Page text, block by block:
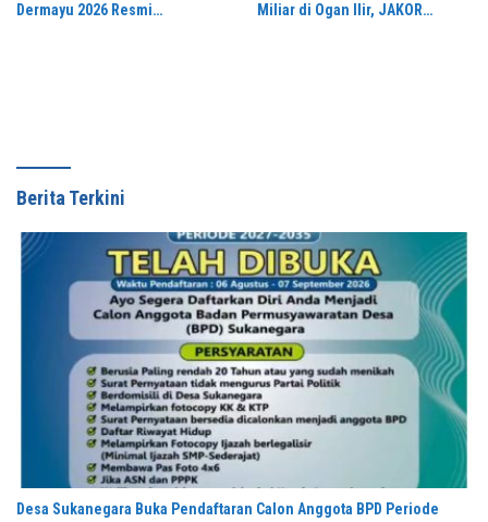
Dermayu 2026 Resmi
Miliar di Ogan Ilir, JAKOR
Berita Terkini
Desa Sukanegara Buka Pendaftaran Calon Anggota BPD Periode